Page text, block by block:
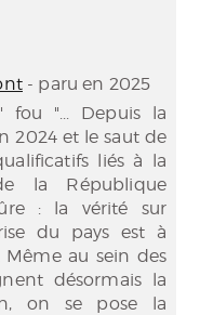
- paru en 2025
fou "... Depuis la
2024 et le saut de
liés à la
la République
: la vérité sur
du pays est à
au sein des
désormais la
on se pose la